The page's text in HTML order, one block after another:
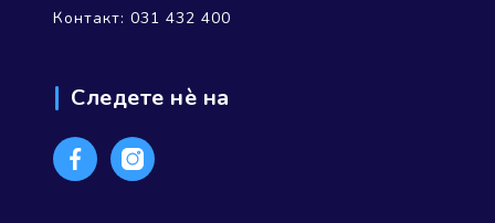
Контакт: 031 432 400
Следете нѐ на
FacebookInstagram